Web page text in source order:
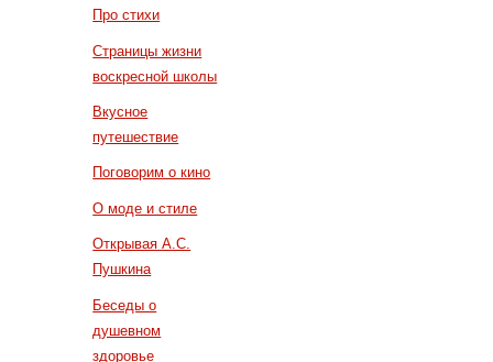
Про стихи
Страницы жизни
воскресной школы
Вкусное
путешествие
Поговорим о кино
О моде и стиле
Открывая А.С.
Пушкина
Беседы о
душевном
здоровье